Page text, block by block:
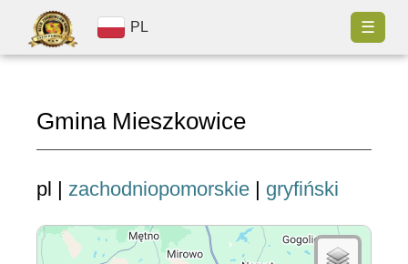
PL ☰
Gmina Mieszkowice
pl | zachodniopomorskie | gryfiński